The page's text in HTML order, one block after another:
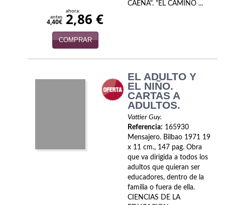
Guerra Civil Española
CAENA". "EL CAMINO ...
antes
4,40€
ahora:
2,86 €
COMPRAR
EL ADULTO Y
EL NIÑO.
CARTAS A
ADULTOS.
Vattier Guy.
Referencia: 165930
Mensajero. Bilbao 1971 19
x 11 cm., 147 pag. Obra
que va dirigida a todos los
adultos que quieran ser
educadores, dentro de la
familia o fuera de ella.
CIENCIAS DE LA